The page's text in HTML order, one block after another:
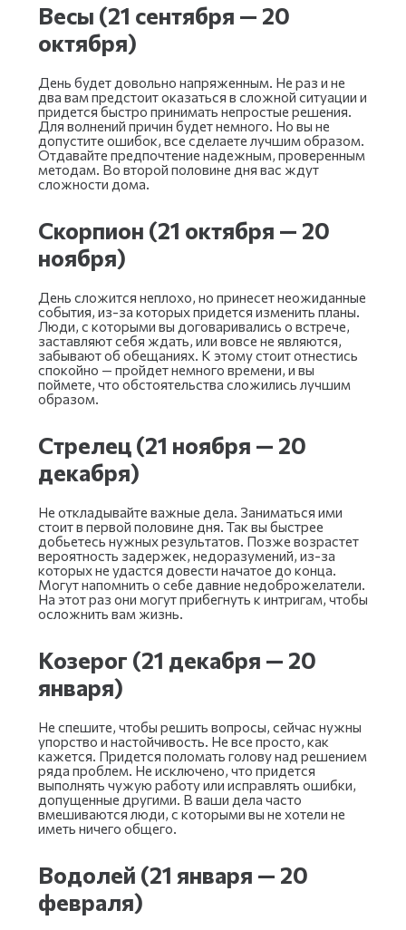
Весы (21 сентября — 20
октября)
День будет довольно напряженным. Не раз и не
два вам предстоит оказаться в сложной ситуации и
придется быстро принимать непростые решения.
Для волнений причин будет немного. Но вы не
допустите ошибок, все сделаете лучшим образом.
Отдавайте предпочтение надежным, проверенным
методам. Во второй половине дня вас ждут
сложности дома.
Скорпион (21 октября — 20
ноября)
День сложится неплохо, но принесет неожиданные
события, из-за которых придется изменить планы.
Люди, с которыми вы договаривались о встрече,
заставляют себя ждать, или вовсе не являются,
забывают об обещаниях. К этому стоит отнестись
спокойно — пройдет немного времени, и вы
поймете, что обстоятельства сложились лучшим
образом.
Стрелец (21 ноября — 20
декабря)
Не откладывайте важные дела. Заниматься ими
стоит в первой половине дня. Так вы быстрее
добьетесь нужных результатов. Позже возрастет
вероятность задержек, недоразумений, из-за
которых не удастся довести начатое до конца.
Могут напомнить о себе давние недоброжелатели.
На этот раз они могут прибегнуть к интригам, чтобы
осложнить вам жизнь.
Козерог (21 декабря — 20
января)
Не спешите, чтобы решить вопросы, сейчас нужны
упорство и настойчивость. Не все просто, как
кажется. Придется поломать голову над решением
ряда проблем. Не исключено, что придется
выполнять чужую работу или исправлять ошибки,
допущенные другими. В ваши дела часто
вмешиваются люди, с которыми вы не хотели не
иметь ничего общего.
Водолей (21 января — 20
февраля)